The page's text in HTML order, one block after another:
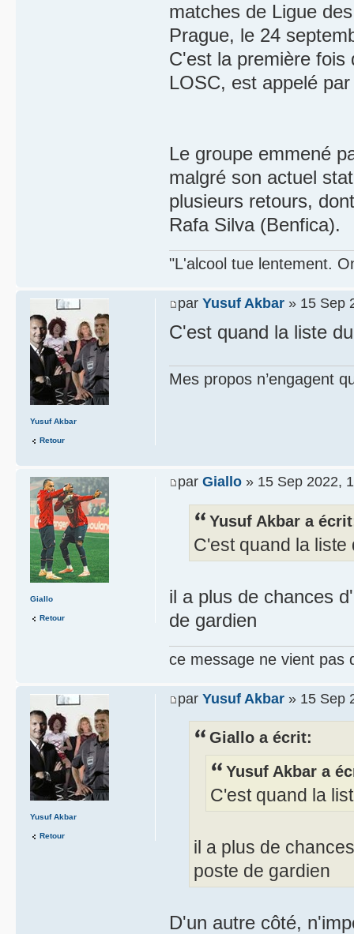
matches de Ligue
Prague, le 24
C'est la première fois
LOSC, est appelé
Le groupe emmené
malgré son actuel
plusieurs retours,
Rafa Silva (Benfica).
"L'alcool tue lentement.
par Yusuf Akbar » 15 Sep
C'est quand la liste
Mes propos n’engagent
Yusuf Akbar
Retour
par Giallo » 15 Sep 2022,
Yusuf Akbar a
C'est quand la
il a plus de chances
de gardien
ce message ne vient pas
Giallo
Retour
par Yusuf Akbar » 15 Sep
Giallo a écrit:
Yusuf Akbar a
C'est quand la
il a plus de
poste de gardien
D'un autre côté,
Yusuf Akbar
Retour